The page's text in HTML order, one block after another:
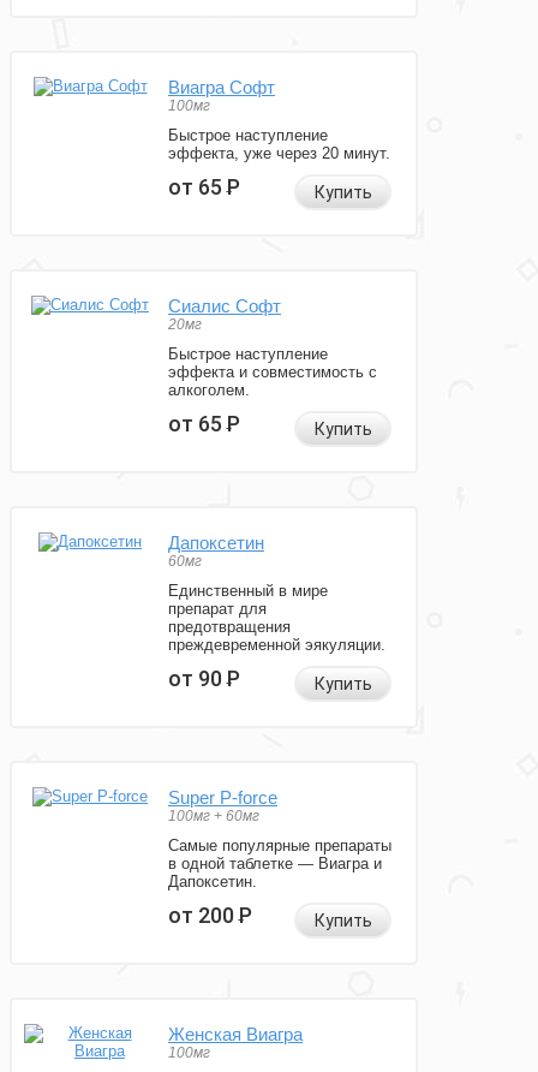
Виагра Софт
100мг
Быстрое наступление
эффекта, уже через 20 минут.
от 65Р Купить
Сиалис Софт
20мг
Быстрое наступление
эффекта и совместимость с
алкоголем.
от 65Р Купить
Дапоксетин
60мг
Единственный в мире
препарат для
предотвращения
преждевременной эякуляции.
от 90Р Купить
Super P-force
100мг + 60мг
Самые популярные препараты
в одной таблетке — Виагра и
Дапоксетин.
от 200Р Купить
Женская Виагра
100мг